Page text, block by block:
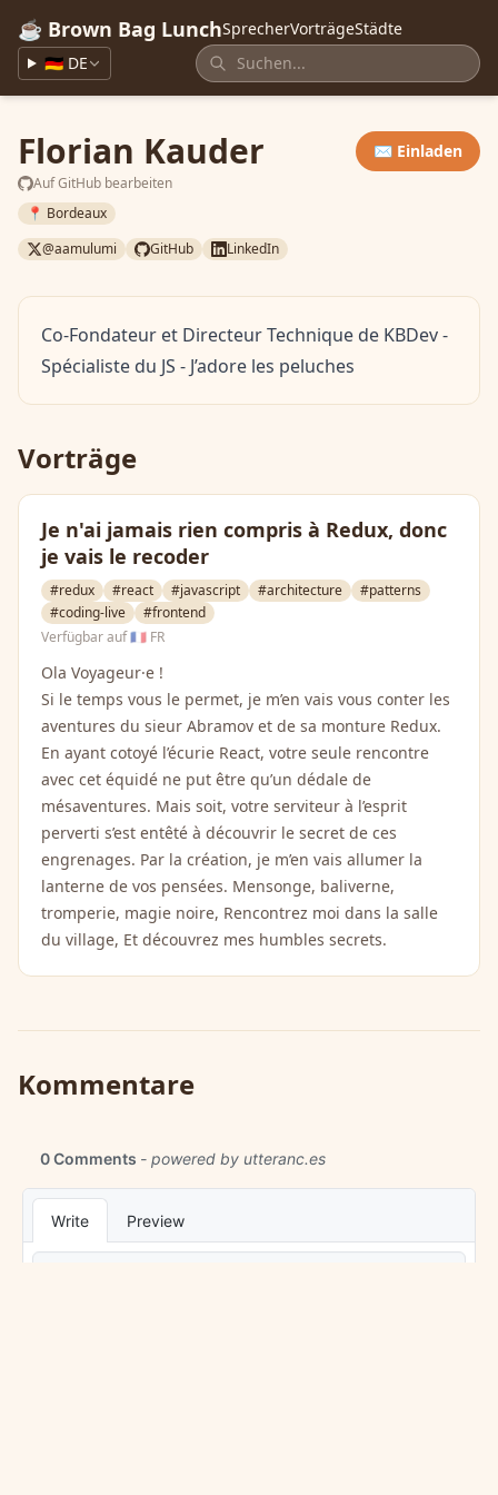
☕ Brown Bag LunchSprecherVorträgeStädte
🇩🇪 DE
Florian Kauder
Auf GitHub bearbeiten
✉️ Einladen
📍 Bordeaux
@aamulumi
GitHub LinkedIn
Co-Fondateur et Directeur Technique de KBDev -
Spécialiste du JS - J’adore les peluches
Vorträge
Je n'ai jamais rien compris à Redux, donc
je vais le recoder
#redux #react #javascript #architecture
#patterns
#coding-live
#frontend
Verfügbar auf🇫🇷 FR
Ola Voyageur·e !
Si le temps vous le permet, je m’en vais vous conter les
aventures du sieur Abramov et de sa monture Redux.
En ayant cotoyé l’écurie React, votre seule rencontre
avec cet équidé ne put être qu’un dédale de
mésaventures. Mais soit, votre serviteur à l’esprit
perverti s’est entêté à découvrir le secret de ces
engrenages. Par la création, je m’en vais allumer la
lanterne de vos pensées. Mensonge, baliverne,
tromperie, magie noire, Rencontrez moi dans la salle
du village, Et découvrez mes humbles secrets.
Kommentare